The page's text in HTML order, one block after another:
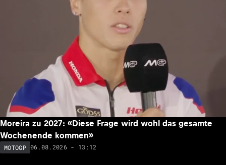
Moreira zu 2027: «Diese Frage wird wohl das gesamte
Wochenende kommen»
MOTOGP 06.08.2026 - 13:12